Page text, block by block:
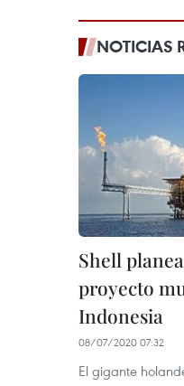
NOTICIAS
Shell
proyecto
Indonesia
08/07/2020 07:32
El gigante